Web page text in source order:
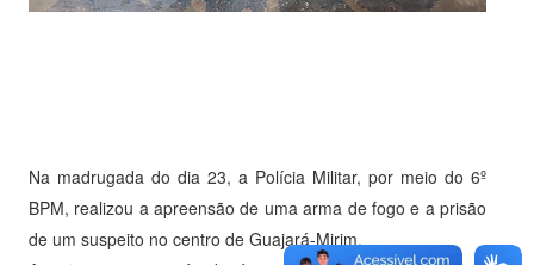
Na madrugada do dia 23, a Polícia Militar, por meio do 6º
BPM, realizou a apreensão de uma arma de fogo e a prisão
de um suspeito no centro de Guajará-Mirim.